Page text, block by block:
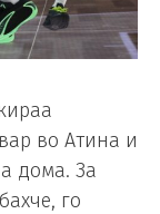
во Атина и
дома. За
го